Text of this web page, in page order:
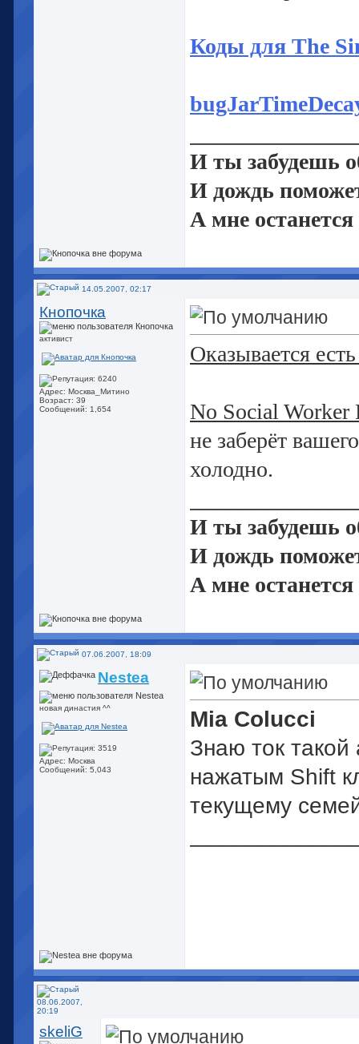
Коды для The
И ты забудешь
И дождь
А мне
14.05.2007, 02:17
Кнопочка
активист
Адрес: Москва_Митино
Возраст: 39
Сообщений: 1,654
Оказывается
No Social
не заберёт
холодно.
И ты забудешь
И дождь
А мне
07.06.2007, 18:09
Nestea
новая династия ^^
Адрес: Москва
Сообщений: 5,043
Mia Colucci
Знаю ток
нажатым Shift
текущему
08.06.2007,
20:19
skeliG